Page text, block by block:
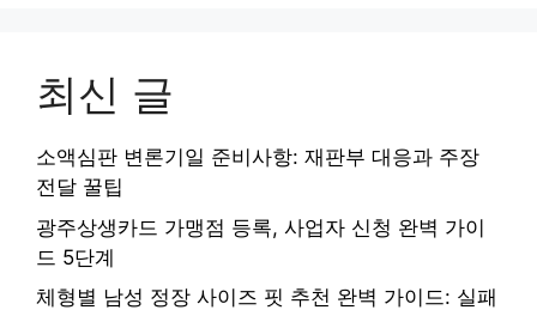
최신 글
소액심판 변론기일 준비사항: 재판부 대응과 주장
전달 꿀팁
광주상생카드 가맹점 등록, 사업자 신청 완벽 가이
드 5단계
체형별 남성 정장 사이즈 핏 추천 완벽 가이드: 실패